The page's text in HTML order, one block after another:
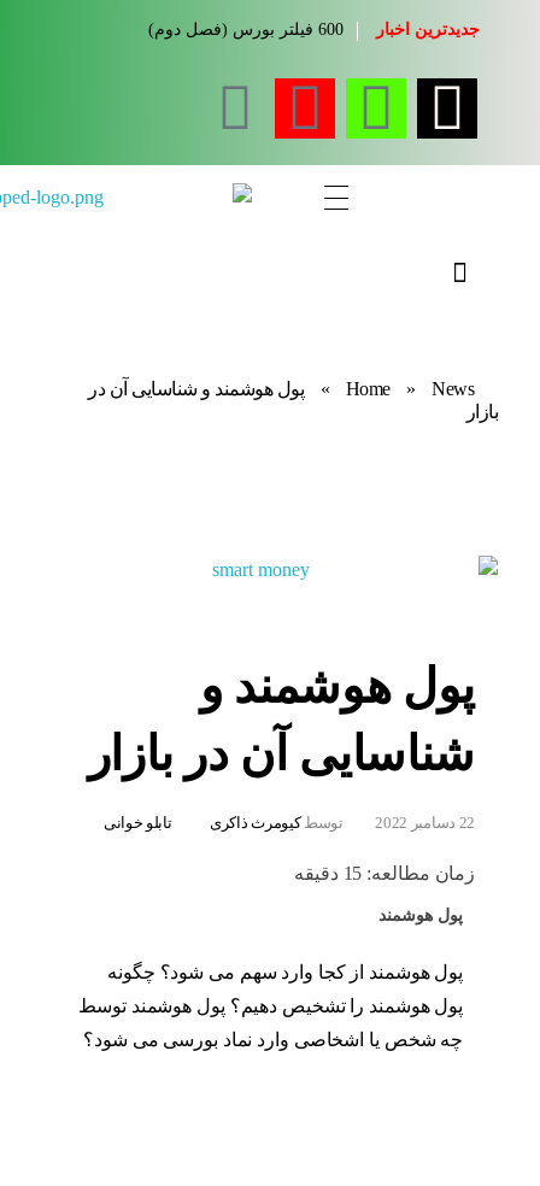
جدیدترین اخبار 600 فیلتر بورس (فصل دوم)
Home » News
»
پول هوشمند و شناسایی آن در
بازار
پول هوشمند و
شناسایی آن در بازار
22 دسامبر 2022 توسط کیومرث ذاکری تابلو خوانی
زمان مطالعه: 15 دقیقه
پول هوشمند
پول هوشمند از کجا وارد سهم می شود؟ چگونه
پول هوشمند را تشخیص دهیم؟ پول هوشمند توسط
چه شخص یا اشخاصی وارد نماد بورسی می شود؟